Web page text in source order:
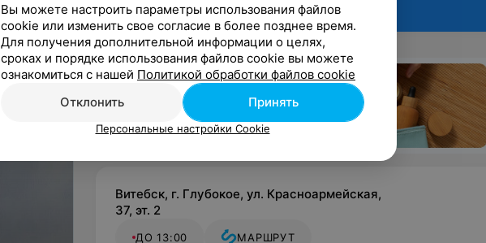
Витебск, г. Глубокое, ул. Красноармейская,
37, эт. 2
ДО 13:00 МАРШРУТ
Вы можете настроить параметры использования файлов
cookie или изменить свое согласие в более позднее время.
Для получения дополнительной информации о целях,
сроках и порядке использования файлов cookie вы можете
ознакомиться с нашей Политикой обработки файлов cookie
Отклонить
Принять
Персональные настройки Cookie